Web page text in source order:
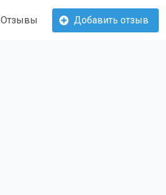
Отзывы Добавить отзыв